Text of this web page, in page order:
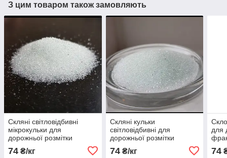
З цим товаром також замовляють
Скляні світловідбивні
мікрокульки для
дорожньої розмітки
74 ₴/кг
Скляні кульки
світловідбивні для
дорожньої розмітки
фракція 100х600мкм 25кг
74₴/кг
для
74